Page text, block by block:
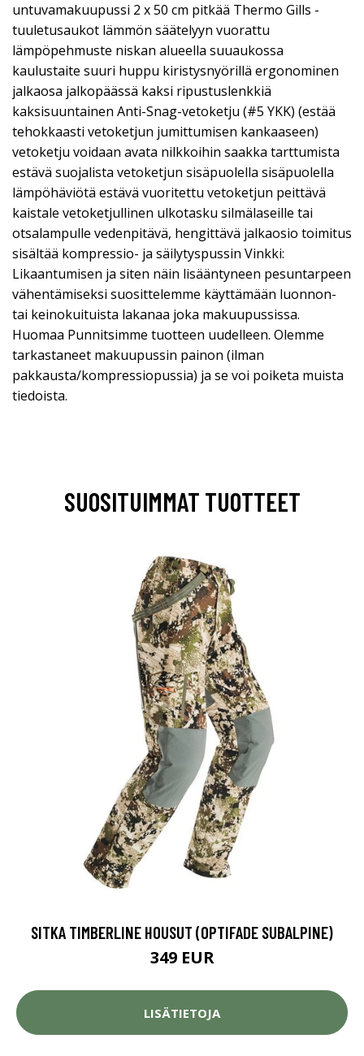
untuvamakuupussi 2 x 50 cm pitkää Thermo Gills -
tuuletusaukot lämmön säätelyyn vuorattu
lämpöpehmuste niskan alueella suuaukossa
kaulustaite suuri huppu kiristysnyörillä ergonominen
jalkaosa jalkopäässä kaksi ripustuslenkkiä
kaksisuuntainen Anti-Snag-vetoketju (#5 YKK) (estää
tehokkaasti vetoketjun jumittumisen kankaaseen)
vetoketju voidaan avata nilkkoihin saakka tarttumista
estävä suojalista vetoketjun sisäpuolella sisäpuolella
lämpöhäviötä estävä vuoritettu vetoketjun peittävä
kaistale vetoketjullinen ulkotasku silmälaseille tai
otsalampulle vedenpitävä, hengittävä jalkaosio toimitus
sisältää kompressio- ja säilytyspussin Vinkki:
Likaantumisen ja siten näin lisääntyneen pesuntarpeen
vähentämiseksi suosittelemme käyttämään luonnon-
tai keinokuituista lakanaa joka makuupussissa.
Huomaa Punnitsimme tuotteen uudelleen. Olemme
tarkastaneet makuupussin painon (ilman
pakkausta/kompressiopussia) ja se voi poiketa muista
tiedoista.
SUOSITUIMMAT TUOTTEET
SITKA TIMBERLINE HOUSUT (OPTIFADE SUBALPINE)
349 EUR
LISÄTIETOJA